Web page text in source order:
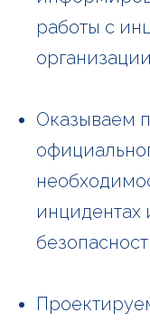
работы с
организации
Оказываем